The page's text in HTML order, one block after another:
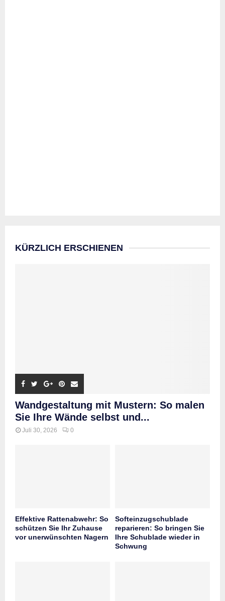
KÜRZLICH ERSCHIENEN
Wandgestaltung mit Mustern: So malen
Sie Ihre Wände selbst und...
Juli 30, 2026 0
Effektive Rattenabwehr: So
schützen Sie Ihr Zuhause
vor unerwünschten Nagern
Softeinzugschublade
reparieren: So bringen Sie
Ihre Schublade wieder in
Schwung